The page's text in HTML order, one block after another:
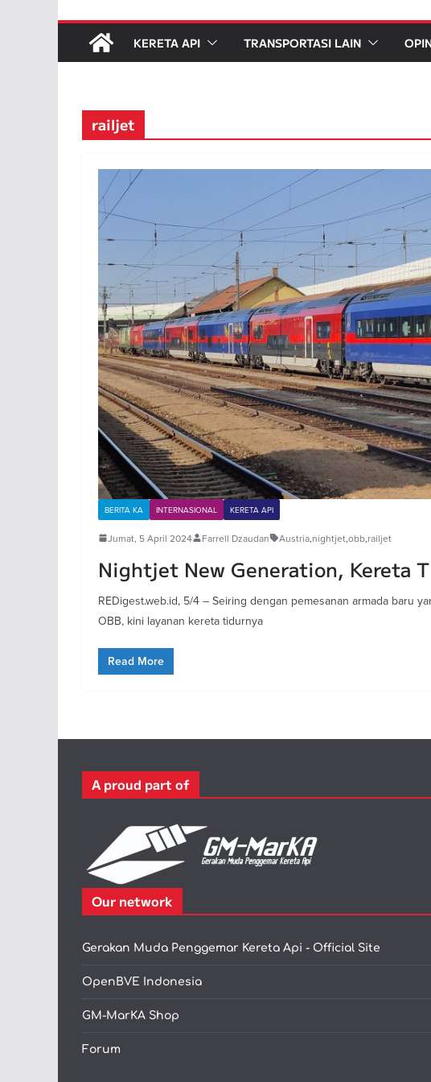
KERETA API TRANSPORTASI LAIN
railjet
BERITA KA INTERNASIONAL KERETA API
Jumat, 5 April 2024 Farrell Dzaudan Austria,nightjet,obb,railjet
Nightjet New Generation, Kereta
REDigest.web.id, 5/4 – Seiring dengan pemesanan armada baru
OBB, kini layanan kereta tidurnya
Read More
A proud part of
Our network
Gerakan Muda Penggemar Kereta Api - Official Site
OpenBVE Indonesia
GM-MarKA Shop
Forum